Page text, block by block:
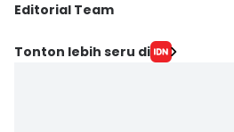
Editorial Team
Editor
Tonton lebih seru di